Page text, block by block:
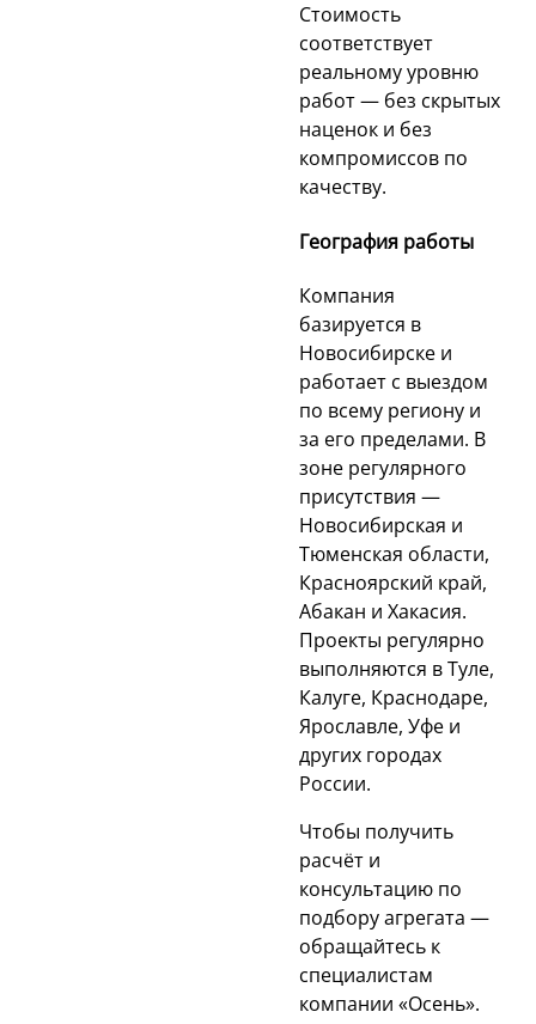
Стоимость
соответствует
реальному уровню
работ — без скрытых
наценок и без
компромиссов по
качеству.
География работы
Компания
базируется в
Новосибирске и
работает с выездом
по всему региону и
за его пределами. В
зоне регулярного
присутствия —
Новосибирская и
Тюменская области,
Красноярский край,
Абакан и Хакасия.
Проекты регулярно
выполняются в Туле,
Калуге, Краснодаре,
Ярославле, Уфе и
других городах
России.
Чтобы получить
расчёт и
консультацию по
подбору агрегата —
обращайтесь к
специалистам
компании «Осень».